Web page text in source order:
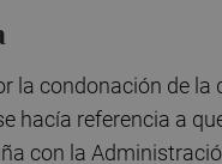
la condonación de
hacía referencia a
con la